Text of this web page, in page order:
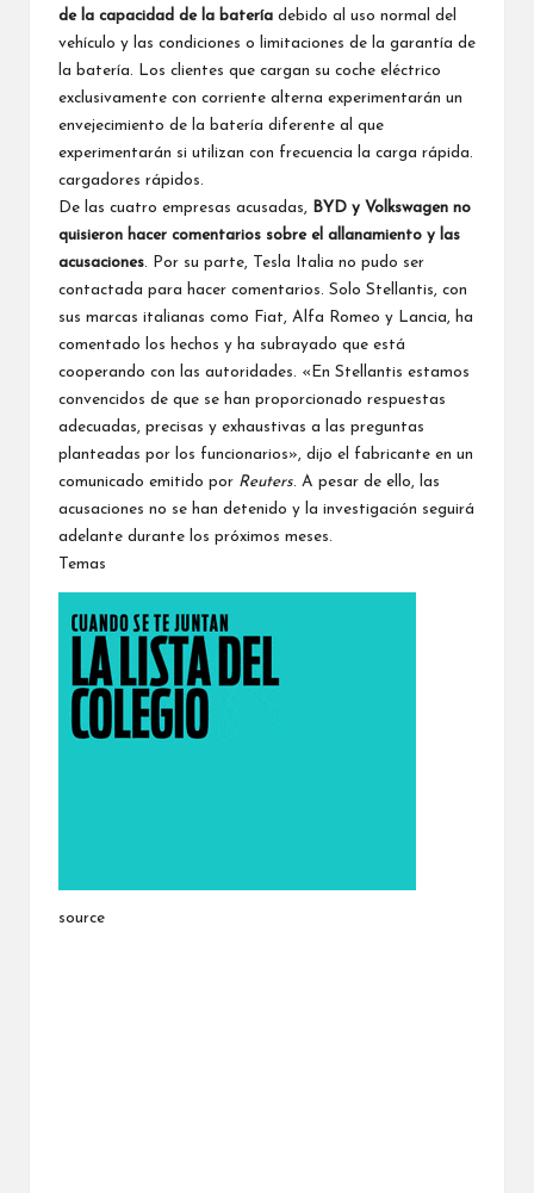
de la capacidad de la batería debido al uso normal del
vehículo y las condiciones o limitaciones de la garantía de
la batería. Los clientes que cargan su coche eléctrico
exclusivamente con corriente alterna experimentarán un
envejecimiento de la batería diferente al que
experimentarán si utilizan con frecuencia la carga rápida.
cargadores rápidos.
De las cuatro empresas acusadas,
BYD y Volkswagen no
quisieron hacer comentarios sobre el allanamiento y las
acusaciones . Por su parte, Tesla Italia no pudo ser
contactada para hacer comentarios. Solo Stellantis, con
sus marcas italianas como Fiat, Alfa Romeo y Lancia, ha
comentado los hechos y ha subrayado que está
cooperando con las autoridades. «En Stellantis estamos
convencidos de que se han proporcionado respuestas
adecuadas, precisas y exhaustivas a las preguntas
planteadas por los funcionarios», dijo el fabricante en un
comunicado emitido por Reuters . A pesar de ello, las
acusaciones no se han detenido y la investigación seguirá
adelante durante los próximos meses.
Temas
source